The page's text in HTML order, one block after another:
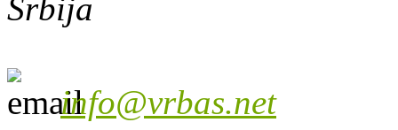
Srbija
info@vrbas.net